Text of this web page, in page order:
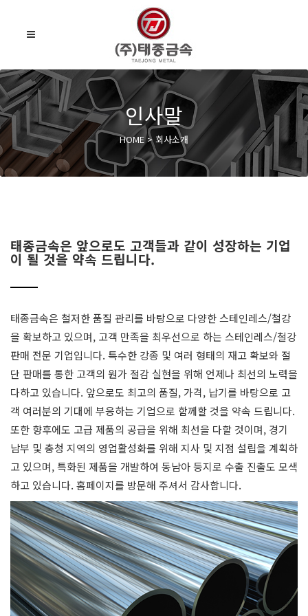
인사말
HOME > 회사소개
태종금속은 앞으로도 고객들과 같이 성장하는 기업
이 될 것을 약속 드립니다.
태종금속은 철저한 품질 관리를 바탕으로 다양한 스테인레스/철강
을 확보하고 있으며, 고객 만족을 최우선으로 하는 스테인레스/철강
판매 전문 기업입니다. 특수한 강종 및 여러 형태의 재고 확보와 절
단 판매를 통한 고객의 원가 절감 실현을 위해 언제나 최선의 노력을
다하고 있습니다. 앞으로도 최고의 품질, 가격, 납기를 바탕으로 고
객 여러분의 기대에 부응하는 기업으로 함께할 것을 약속 드립니다.
또한 향후에도 고급 제품의 공급을 위해 최선을 다할 것이며, 경기
남부 및 충청 지역의 영업활성화를 위해 지사 및 지점 설립을 계획하
고 있으며, 특화된 제품을 개발하여 동남아 등지로 수출 진출도 모색
하고 있습니다. 홈페이지를 방문해 주셔서 감사합니다.